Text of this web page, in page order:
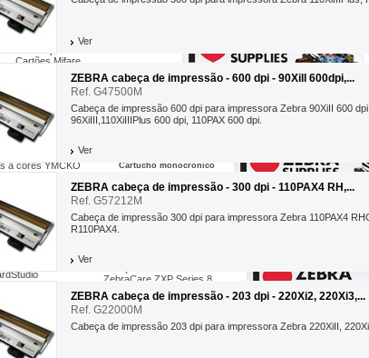
Cartões proximidade RFID
Cartões Mifare
Cartões UHF e RFID
Cartões com segurança & holograma
á cores YMCKO
á cores YMCKO i-Séries
monocromático e pretas
pretas
monocromáticas
Cartucho monocrónico
Cartucho monocromático
Fitas de laminação
P500/ P520
P620/ P630/ P640
à jour CardStudio
Professional
1er urgence
ZebraCare ZXP Series 8
ZebraCare P630i - P640i
ZebraCare P330m, P330i, P430i
ZebraCare P100i, P110i, P120i
ZebraCare ZXP Series 3
Ver
ZEBRA cabeça de impressão - 600 dpi - 90Xill 600dpi,...
Ref. G47500M
Cabeça de impressão 600 dpi para impressora Zebra 90XiII 600 dpi,
96XiIII,110XiIIIPlus 600 dpi, 110PAX 600 dpi.
Ver
ZEBRA cabeça de impressão - 300 dpi - 110PAX4 RH,...
Ref. G57212M
Cabeça de impressão 300 dpi para impressora Zebra 110PAX4
R110PAX4.
Ver
ZEBRA cabeça de impressão - 203 dpi - 220Xi2, 220Xi3,...
Ref. G22000M
Cabeça de impressão 203 dpi para impressora Zebra 220XiII,